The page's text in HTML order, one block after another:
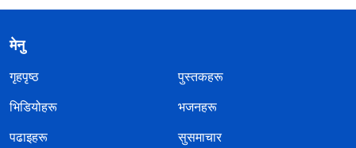
मेनु
गृहपृष्ठ
पुस्तकहरू
भिडियोहरू
भजनहरू
पढाइहरू
सुसमाचार